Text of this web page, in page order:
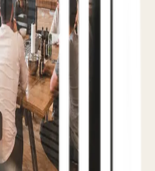
4 Estrategias
de las OTA
principales que los hoteles
utilizar para reducir las
del 15-25% y captar más
de la optimización
digital.